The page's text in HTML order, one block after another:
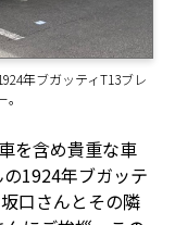
年ブガッティT13ブレ
を含め貴重な車
1924年ブガッテ
口さんとその隣